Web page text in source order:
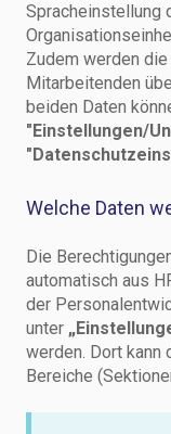
Spracheinstellung
Zudem werden
Mitarbeitenden
beiden Daten
"Einstellungen/
Welche Daten
Die
automatisch aus
der
unter
werden. Dort kann
Bereiche